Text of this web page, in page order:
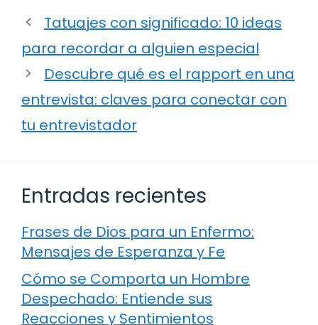
Tatuajes con significado: 10 ideas
para recordar a alguien especial
Descubre qué es el rapport en una
entrevista: claves para conectar con
tu entrevistador
Entradas recientes
Frases de Dios para un Enfermo:
Mensajes de Esperanza y Fe
Cómo se Comporta un Hombre
Despechado: Entiende sus
Reacciones y Sentimientos